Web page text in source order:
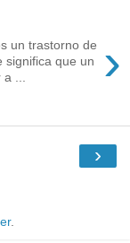
›
un trastorno de
significa que un
...
›
.